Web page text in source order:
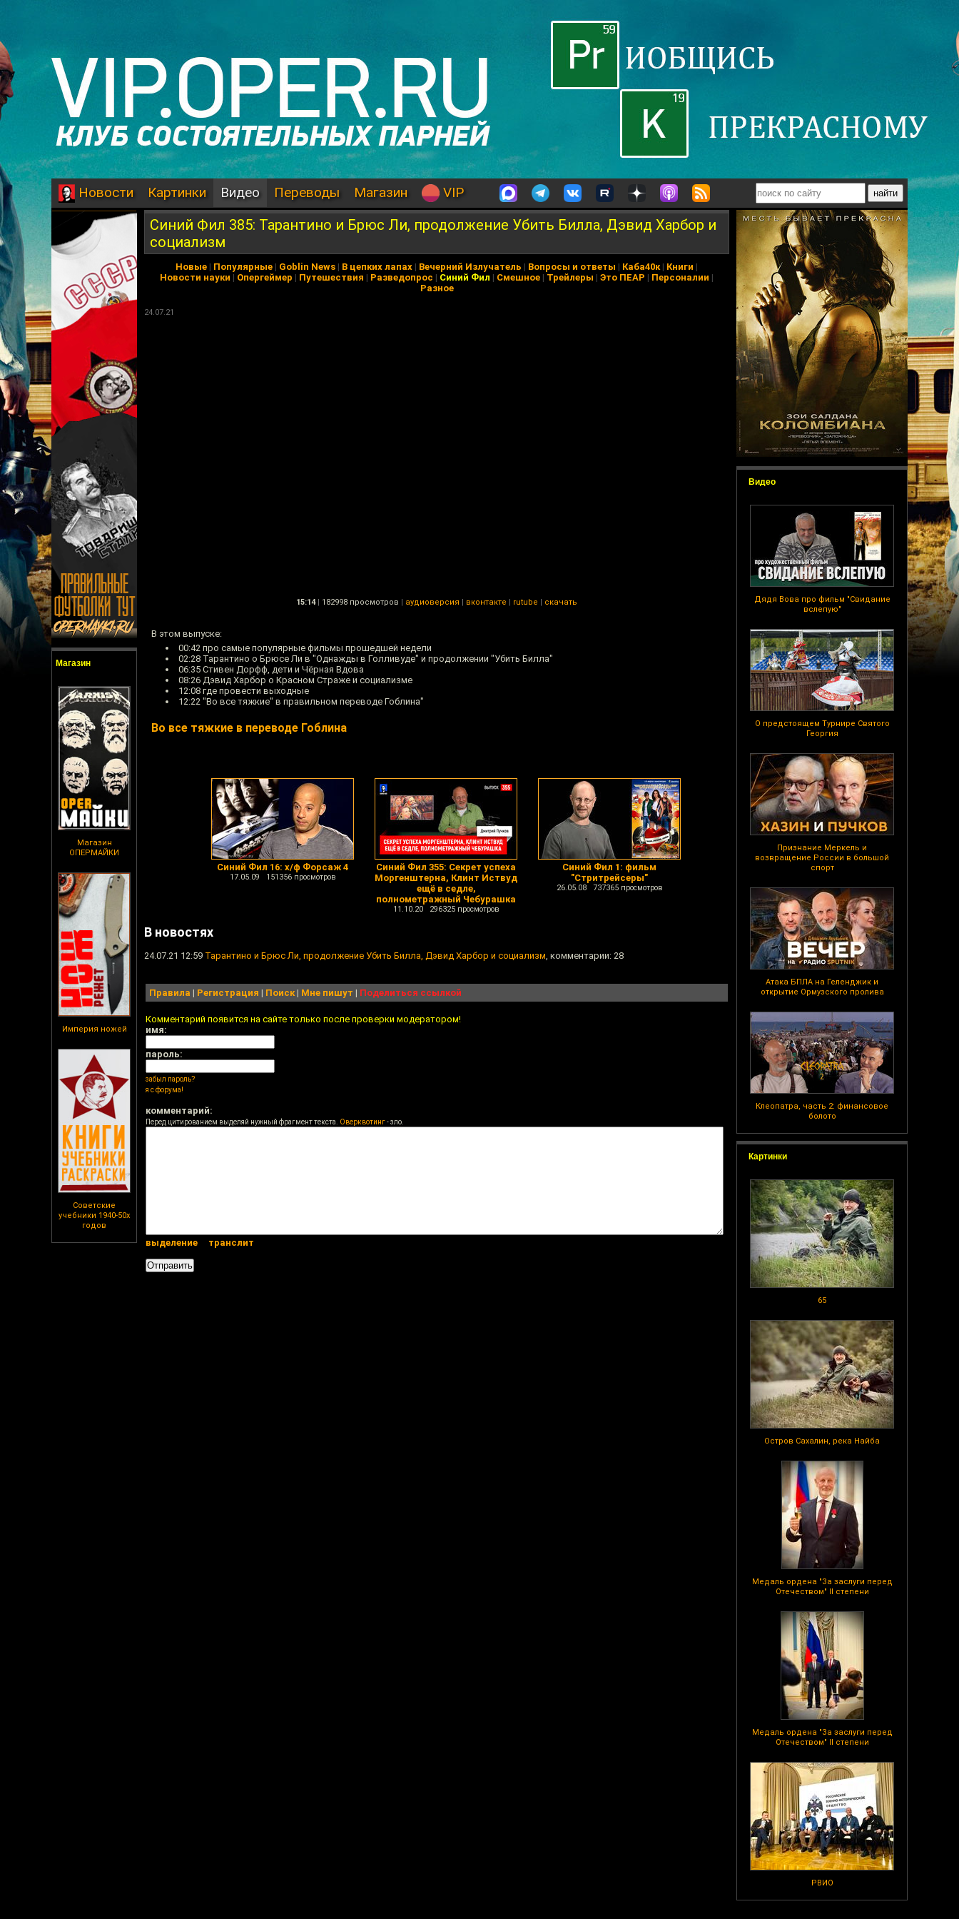
Новости Картинки Видео Переводы Магазин VIP
Магазин
Магазин
ОПЕРМАЙКИ
Империя ножей
Советские
учебники 1940-50х
годов
Видео
Дядя Вова про фильм "Свидание
вслепую"
О предстоящем Турнире Святого
Георгия
Признание Меркель и
возвращение России в большой
спорт
Атака БПЛА на Геленджик и
открытие Ормузского пролива
Клеопатра, часть 2: финансовое
болото
Картинки
65
Остров Сахалин, река Найба
Медаль ордена "За заслуги перед
Отечеством" II степени
Медаль ордена "За заслуги перед
Отечеством" II степени
РВИО
Синий Фил 385: Тарантино и Брюс Ли, продолжение Убить Билла, Дэвид Харбор и
социализм
Новые | Популярные | Goblin News | В цепких лапах | Вечерний Излучатель | Вопросы и ответы | Каба40к| Книги |
Новости науки | Опергеймер | Путешествия | Разведопрос | Синий Фил | Смешное | Трейлеры | Это ПЕАР | Персоналии |
Разное
24.07.21
15:14 | 182998 просмотров | аудиоверсия | вконтакте | rutube | скачать
В этом выпуске:
00:42 про самые популярные фильмы прошедшей недели
02:28 Тарантино о Брюсе Ли в "Однажды в Голливуде" и продолжении "Убить Билла"
06:35 Стивен Дорфф, дети и Чёрная Вдова
08:26 Дэвид Харбор о Красном Страже и социализме
12:08 где провести выходные
12:22 "Во все тяжкие" в правильном переводе Гоблина"
Во все тяжкие в переводе Гоблина
Синий Фил 16: х/ф Форсаж 4
17.05.09 151356 просмотров
Синий Фил 355: Секрет успеха
Моргенштерна, Клинт Иствуд
ещё в седле,
полнометражный Чебурашка
11.10.20 296325 просмотров
Синий Фил 1: фильм
"Стритрейсеры"
26.05.08 737365 просмотров
В новостях
24.07.21 12:59 Тарантино и Брюс Ли, продолжение Убить Билла, Дэвид Харбор и социализм, комментарии: 28
Правила | Регистрация | Поиск| Мне пишут | Поделиться ссылкой
Комментарий появится на сайте только после проверки модератором!
имя:
пароль:
забыл пароль?
я с форума!
комментарий:
Перед цитированием выделяй нужный фрагмент текста. Оверквотинг- зло.
выделение транслит